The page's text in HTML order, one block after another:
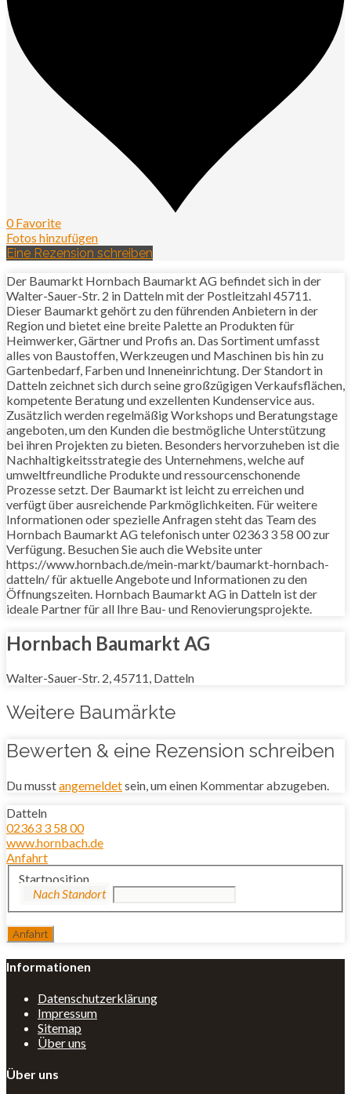
0 Favorite
Fotos hinzufügen
Eine Rezension schreiben
Der Baumarkt Hornbach Baumarkt AG befindet sich in der
Walter-Sauer-Str. 2 in Datteln mit der Postleitzahl 45711.
Dieser Baumarkt gehört zu den führenden Anbietern in der
Region und bietet eine breite Palette an Produkten für
Heimwerker, Gärtner und Profis an. Das Sortiment umfasst
alles von Baustoffen, Werkzeugen und Maschinen bis hin zu
Gartenbedarf, Farben und Inneneinrichtung. Der Standort in
Datteln zeichnet sich durch seine großzügigen Verkaufsflächen,
kompetente Beratung und exzellenten Kundenservice aus.
Zusätzlich werden regelmäßig Workshops und Beratungstage
angeboten, um den Kunden die bestmögliche Unterstützung
bei ihren Projekten zu bieten. Besonders hervorzuheben ist die
Nachhaltigkeitsstrategie des Unternehmens, welche auf
umweltfreundliche Produkte und ressourcenschonende
Prozesse setzt. Der Baumarkt ist leicht zu erreichen und
verfügt über ausreichende Parkmöglichkeiten. Für weitere
Informationen oder spezielle Anfragen steht das Team des
Hornbach Baumarkt AG telefonisch unter 02363 3 58 00 zur
Verfügung. Besuchen Sie auch die Website unter
https://www.hornbach.de/mein-markt/baumarkt-hornbach-
datteln/ für aktuelle Angebote und Informationen zu den
Öffnungszeiten. Hornbach Baumarkt AG in Datteln ist der
ideale Partner für all Ihre Bau- und Renovierungsprojekte.
Hornbach Baumarkt AG
Walter-Sauer-Str. 2, 45711, Datteln
Weitere Baumärkte
Bewerten & eine Rezension schreiben
Du musstangemeldetsein, um einen Kommentar abzugeben.
Datteln
02363 3 58 00
www.hornbach.de
Anfahrt
Startposition
Informationen
Datenschutzerklärung
Impressum
Sitemap
Über uns
Über uns